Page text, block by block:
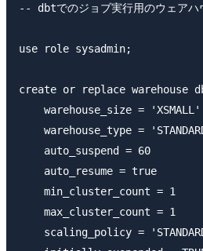
-- dbtでのジョブ実行用のウェアハ
use role sysadmin;
create or replace warehouse
    warehouse_size = 'XSMALL'
warehouse_type =
    auto_suspend = 60
    auto_resume = true
    min_cluster_count = 1
    max_cluster_count = 1
scaling_policy =